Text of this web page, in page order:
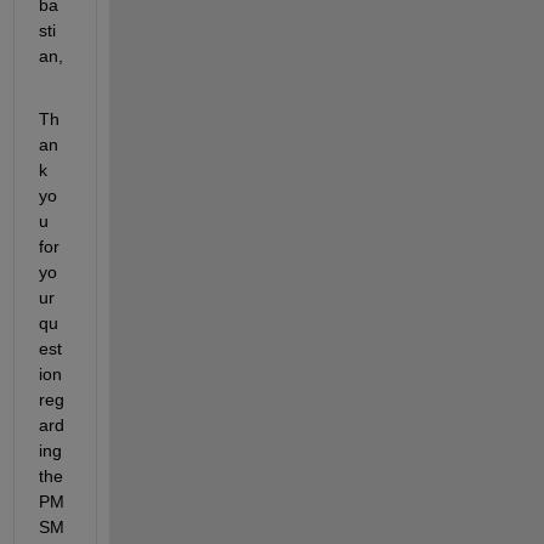
ba
sti
an,
Th
an
k
yo
u
for
yo
ur
qu
est
ion
reg
ard
ing
the
PM
SM